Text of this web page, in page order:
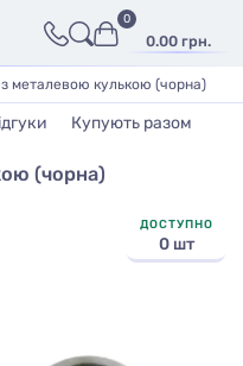
0.00 грн.
0
металевою кулькою (чорна)
Купують разом
(чорна)
ДОСТУПНО
0 шт